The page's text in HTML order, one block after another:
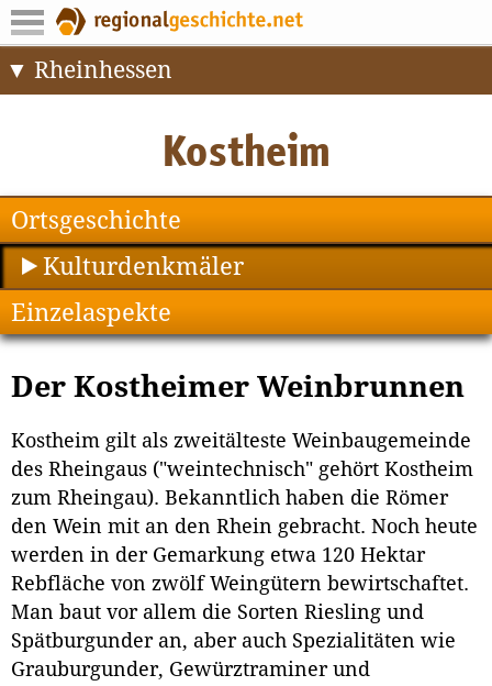
Rheinhessen
Ortsgeschichte
Kulturdenkmäler
Einzelaspekte
Der Kostheimer Weinbrunnen
Kostheim gilt als zweitälteste Weinbaugemeinde
des Rheingaus ("weintechnisch" gehört Kostheim
zum Rheingau). Bekanntlich haben die Römer
den Wein mit an den Rhein gebracht. Noch heute
werden in der Gemarkung etwa 120 Hektar
Rebfläche von zwölf Weingütern bewirtschaftet.
Man baut vor allem die Sorten Riesling und
Spätburgunder an, aber auch Spezialitäten wie
Grauburgunder, Gewürztraminer und